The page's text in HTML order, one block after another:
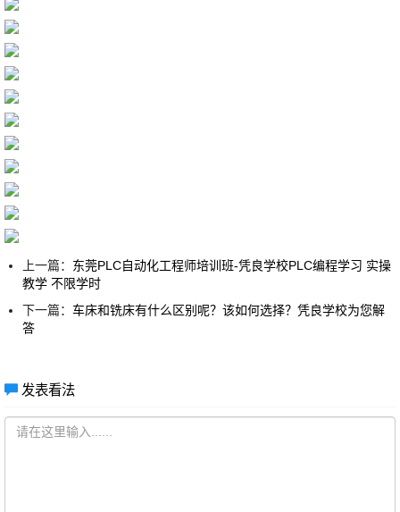
上一篇： 东莞PLC自动化工程师培训班-凭良学校PLC编程学习 实操
教学 不限学时
下一篇： 车床和铣床有什么区别呢？该如何选择？凭良学校为您解
答
发表看法